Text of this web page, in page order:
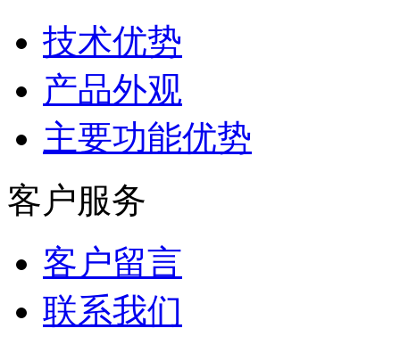
技术优势
产品外观
主要功能优势
客户服务
客户留言
联系我们